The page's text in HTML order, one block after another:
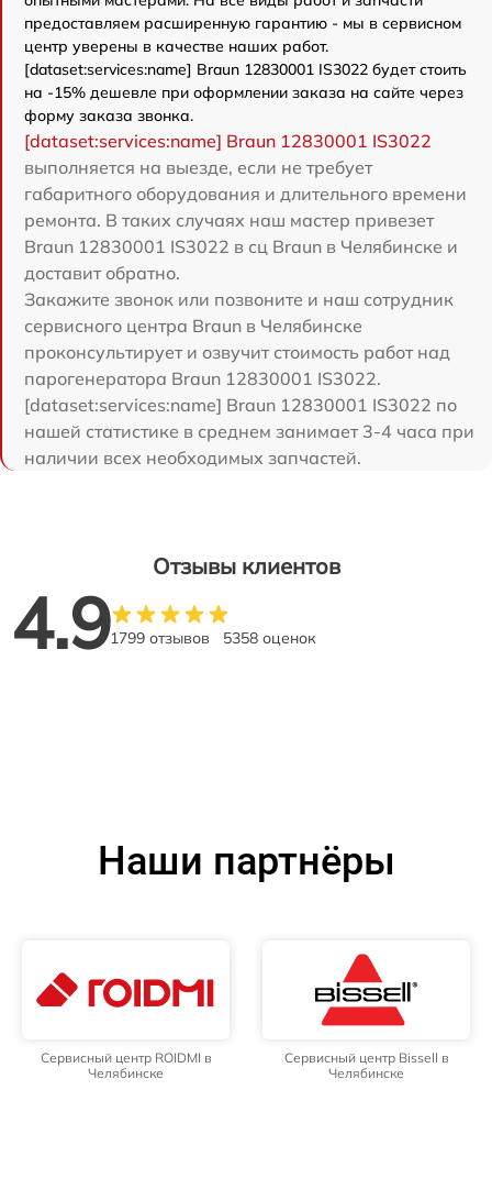
предоставляем расширенную гарантию - мы в сервисном
центр уверены в качестве наших работ.
[dataset:services:name] Braun 12830001 IS3022 будет стоить
на -15% дешевле при оформлении заказа на сайте через
форму заказа звонка.
[dataset:services:name] Braun 12830001 IS3022
выполняется на выезде, если не требует
габаритного оборудования и длительного времени
ремонта. В таких случаях наш мастер привезет
Braun 12830001 IS3022 в сц Braun в Челябинске и
доставит обратно.
Закажите звонок или позвоните и наш сотрудник
сервисного центра Braun в Челябинске
проконсультирует и озвучит стоимость работ над
парогенератора Braun 12830001 IS3022.
[dataset:services:name] Braun 12830001 IS3022 по
нашей статистике в среднем занимает 3-4 часа при
наличии всех необходимых запчастей.
Отзывы клиентов
4.91799 отзывов 5358 оценок
Наши партнёры
Сервисный центр ROIDMI в
Челябинске
Сервисный центр Bissell в
Челябинске